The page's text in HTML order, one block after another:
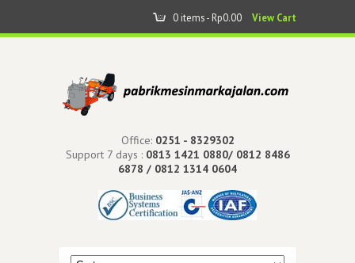
0 items - Rp0.00 View Cart
Office: 0251 - 8329302
Support 7 days : 0813 1421 0880/ 0812 8486
6878 / 0812 1314 0604